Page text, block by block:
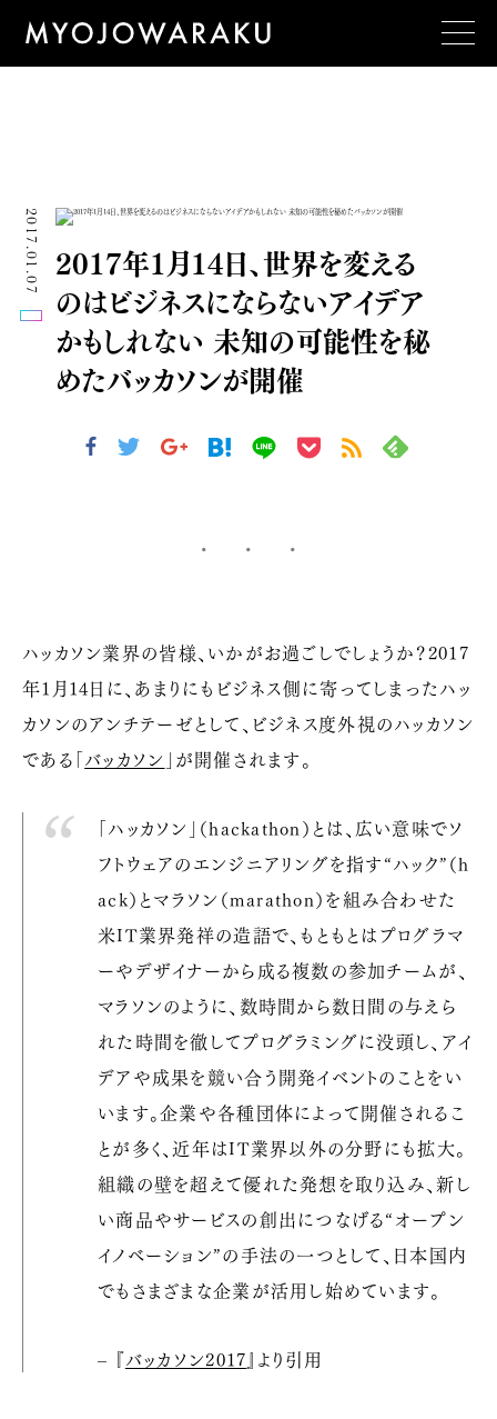
2017年1月14日、世界を変える
のはビジネスにならないアイデア
かもしれない 未知の可能性を秘
めたバッカソンが開催
2017.01.07
ハッカソン業界の皆様、いかがお過ごしでしょうか？2017
年1月14日に、あまりにもビジネス側に寄ってしまったハッ
カソンのアンチテーゼとして、ビジネス度外視のハッカソン
である「バッカソン 」が開催されます。
「ハッカソン」（hackathon）とは、広い意味でソ
フトウェアのエンジニアリングを指す“ハック”（h
ack）とマラソン（marathon）を組み合わせた
米IT業界発祥の造語で、もともとはプログラマ
ーやデザイナーから成る複数の参加チームが、
マラソンのように、数時間から数日間の与えら
れた時間を徹してプログラミングに没頭し、アイ
デアや成果を競い合う開発イベントのことをい
います。企業や各種団体によって開催されるこ
とが多く、近年はIT業界以外の分野にも拡大。
組織の壁を超えて優れた発想を取り込み、新し
い商品やサービスの創出につなげる“オープン
イノベーション”の手法の一つとして、日本国内
でもさまざまな企業が活用し始めています。
– 『バッカソン2017』より引用